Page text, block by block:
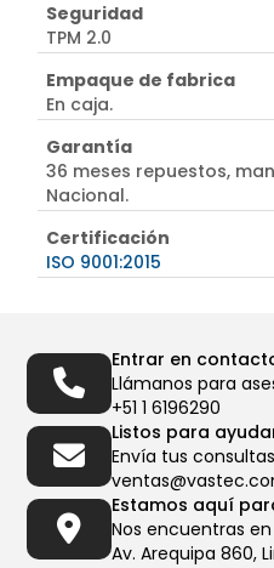
Seguridad
TPM 2.0
Empaque de fabrica
En caja.
Garantía
36 meses repuestos,
Nacional.
Certificación
ISO 9001:2015
Entrar en
Llámanos para
+51 1 6196290
Listos para
Envía tus
Estamos aquí
Nos encuentras en
Av. Arequipa 860,